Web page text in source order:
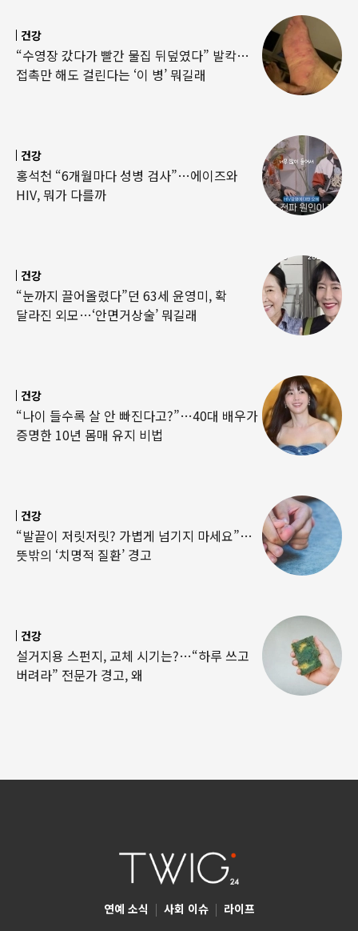
건강
“수영장 갔다가 빨간 물집 뒤덮였다” 발칵…
접촉만 해도 걸린다는 ‘이 병’ 뭐길래
건강
홍석천 “6개월마다 성병 검사”…에이즈와
HIV, 뭐가 다를까
건강
“눈까지 끌어올렸다”던 63세 윤영미, 확
달라진 외모…‘안면거상술’ 뭐길래
건강
“나이 들수록 살 안 빠진다고?”…40대 배우가
증명한 10년 몸매 유지 비법
건강
“발끝이 저릿저릿? 가볍게 넘기지 마세요”…
뜻밖의 ‘치명적 질환’ 경고
건강
설거지용 스펀지, 교체 시기는?…“하루 쓰고
버려라” 전문가 경고, 왜
연예 소식 | 사회 이슈 | 라이프